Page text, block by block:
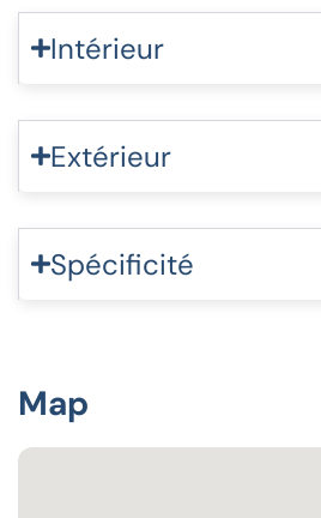
Intérieur
Extérieur
Spécificité
Map